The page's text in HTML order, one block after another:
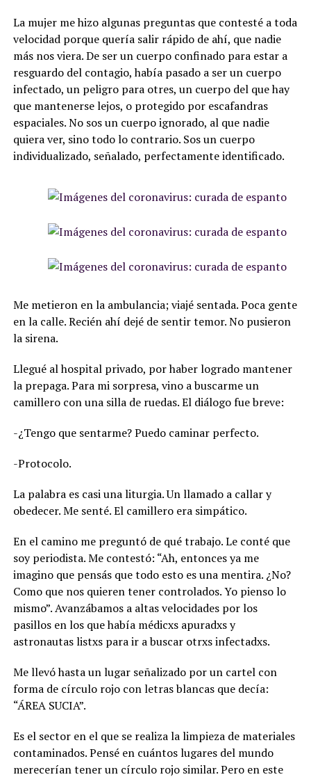
La mujer me hizo algunas preguntas que contesté a toda
velocidad porque quería salir rápido de ahí, que nadie
más nos viera. De ser un cuerpo confinado para estar a
resguardo del contagio, había pasado a ser un cuerpo
infectado, un peligro para otres, un cuerpo del que hay
que mantenerse lejos, o protegido por escafandras
espaciales. No sos un cuerpo ignorado, al que nadie
quiera ver, sino todo lo contrario. Sos un cuerpo
individualizado, señalado, perfectamente identificado.
Me metieron en la ambulancia; viajé sentada. Poca gente
en la calle. Recién ahí dejé de sentir temor. No pusieron
la sirena.
Llegué al hospital privado, por haber logrado mantener
la prepaga. Para mi sorpresa, vino a buscarme un
camillero con una silla de ruedas. El diálogo fue breve:
-¿Tengo que sentarme? Puedo caminar perfecto.
-Protocolo.
La palabra es casi una liturgia. Un llamado a callar y
obedecer. Me senté. El camillero era simpático.
En el camino me preguntó de qué trabajo. Le conté que
soy periodista. Me contestó: “Ah, entonces ya me
imagino que pensás que todo esto es una mentira. ¿No?
Como que nos quieren tener controlados. Yo pienso lo
mismo”. Avanzábamos a altas velocidades por los
pasillos en los que había médicxs apuradxs y
astronautas listxs para ir a buscar otrxs infectadxs.
Me llevó hasta un lugar señalizado por un cartel con
forma de círculo rojo con letras blancas que decía:
“ÁREA SUCIA”.
Es el sector en el que se realiza la limpieza de materiales
contaminados. Pensé en cuántos lugares del mundo
merecerían tener un círculo rojo similar. Pero en este